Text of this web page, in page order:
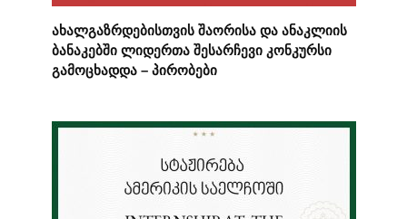
ახალგაზრდებისთვის შაორისა და ანაკლიის
ბანაკებში ლიდერთა შესარჩევი კონკურსი
გამოცხადდა – პირობები